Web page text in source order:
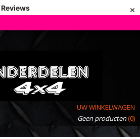
Reviews ×
UW WINKELWAGEN
Geen producten(0)